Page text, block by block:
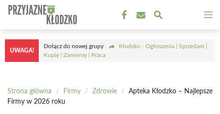
Przejdź
treści
UWAGA!
Dołącz do nowej grupy
Kłodzko - Ogłoszenia | Sprzedam |
Kupię | Zamienię | Praca
Strona główna / Firmy / Zdrowie /
Apteka Kłodzko – Najlepsze
Firmy w 2026 roku